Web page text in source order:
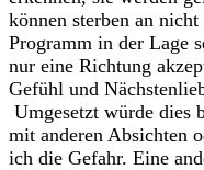
können sterben an
Programm in der Lage
nur eine Richtung
Gefühl und
Umgesetzt würde dies
mit anderen Absichten
ich die Gefahr. Eine